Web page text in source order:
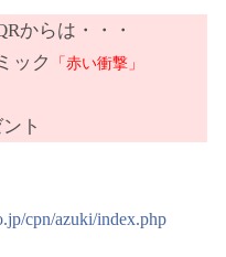
からは・・・
ック 「赤い衝撃」
ト
cpn/azuki/index.php